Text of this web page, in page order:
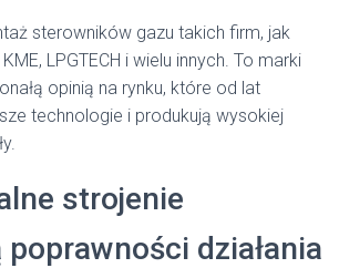
sterowników gazu takich firm, jak
LPGTECH i wielu innych. To marki
opinią na rynku, które od lat
technologie i produkują wysokiej
strojenie
działania